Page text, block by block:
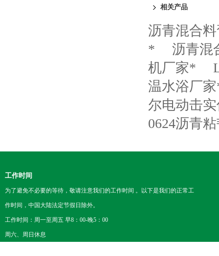
相关产品
沥青混合
*
沥青混
机厂家*
温水浴厂
尔电动击
0624沥青
工作时间
为了避免不必要的等待，敬请注意我们的工作时间 。以下是我们的正常工
作时间，中国大陆法定节假日除外。
工作时间：周一至周五 早8：00-晚5：00
周六、周日休息